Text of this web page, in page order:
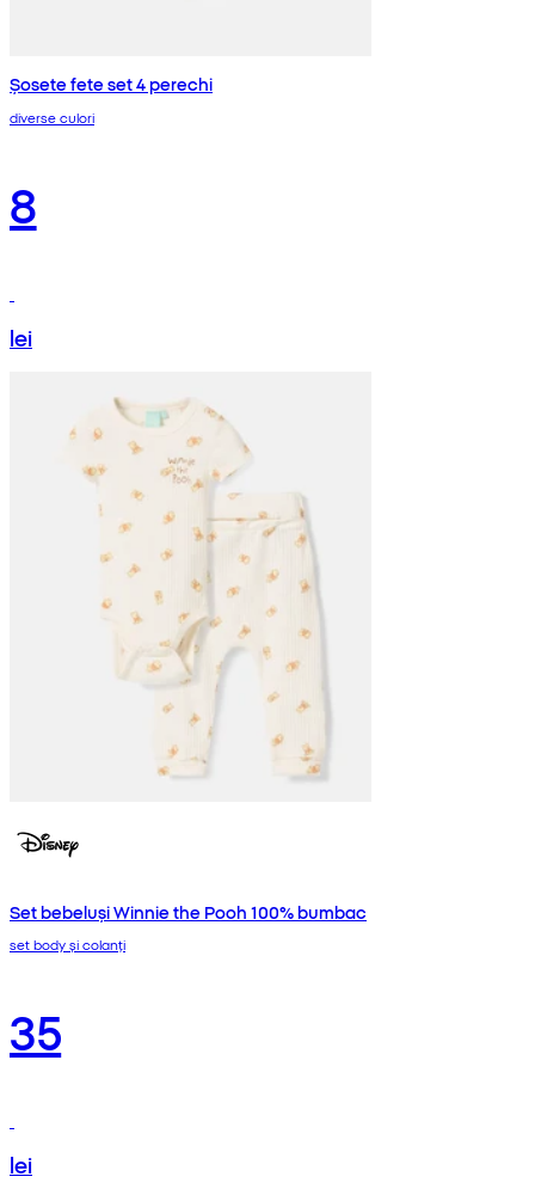
Șosete fete set 4 perechi
diverse culori
8
lei
Set bebeluși Winnie the Pooh 100% bumbac
set body și colanți
35
lei